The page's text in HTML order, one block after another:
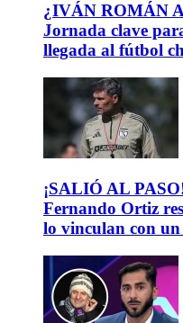
¿IVÁN ROMÁN
Jornada clave
llegada al fútbol
¡SALIÓ AL
Fernando Ortiz
lo vinculan con